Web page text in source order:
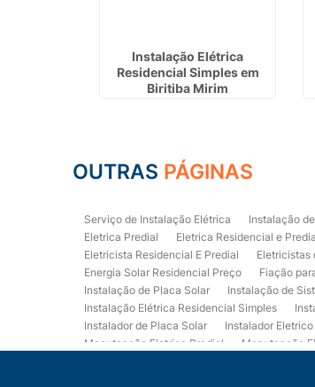
Instalação Elétrica
Residencial Simples em
Biritiba Mirim
OUTRAS PÁGINAS
Serviço de Instalação Elétrica Instalação
Eletrica Predial
Eletrica Residencial e
Eletricista Residencial E Predial
Eletricistas
Energia Solar Residencial Preço
Fiação
Instalação de Placa Solar
Instalação de
Instalação Elétrica Residencial Simples
Instalador de Placa Solar
Instalador
Manutenção Eletrica Predial
Manutenção